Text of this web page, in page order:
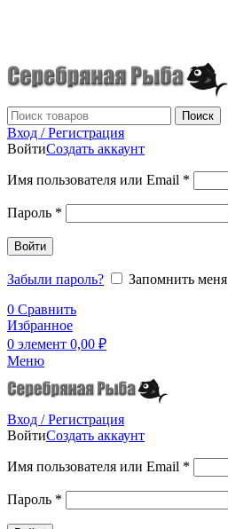
Поиск
Вход / Регистрация
ВойтиСоздать аккаунт
Имя пользователя или Email *
Пароль *
Войти
Забыли пароль?
Запомнить меня
0 Сравнить
Избранное
0 элемент 0,00 ₽
Меню
Вход / Регистрация
ВойтиСоздать аккаунт
Имя пользователя или Email *
Пароль *